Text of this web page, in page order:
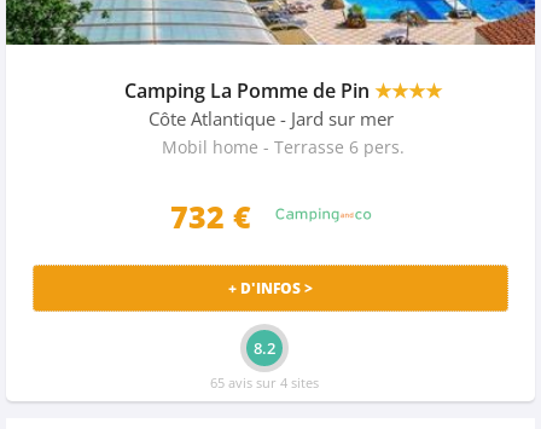
Camping La Pomme de Pin ★★★★
Côte Atlantique - Jard sur mer
Mobil home - Terrasse 6 pers.
732 €
+ D'INFOS >
8.2
65 avis sur 4 sites